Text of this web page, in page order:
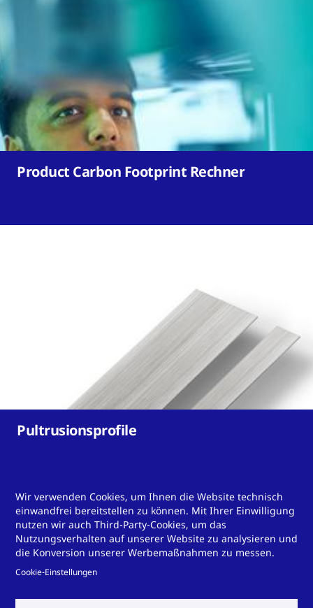
Product Carbon Footprint Rechner
Pultrusionsprofile
Sie haben eine
Herausforderung für uns?
Wir verwenden Cookies, um Ihnen die Website technisch
einwandfrei bereitstellen zu können. Mit Ihrer Einwilligung
nutzen wir auch Third-Party-Cookies, um das
Nutzungsverhalten auf unserer Website zu analysieren und
die Konversion unserer Werbemaßnahmen zu messen.
Cookie-Einstellungen